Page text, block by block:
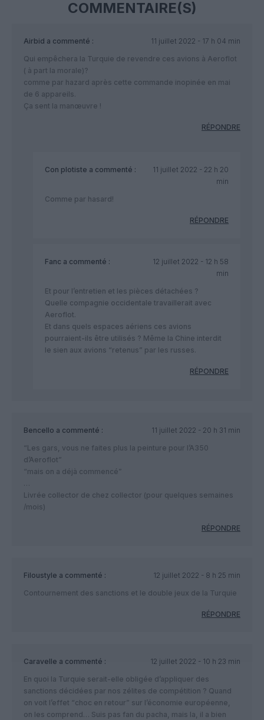
COMMENTAIRE(S)
Airbid a commenté :
11 juillet 2022 - 17 h 04 min
Qui empêchera la Turquie de revendre ces avions à Aeroflot
( à part la morale)?
comme par hazard après cette commande inopinée en mai
de 6 appareils.
Ça sent la manœuvre !
RÉPONDRE
Con plotiste a commenté :
11 juillet 2022 - 22 h 20
min
Comme par hasard!
RÉPONDRE
Fanc a commenté :
12 juillet 2022 - 12 h 58
min
Et pour l’entretien et les pièces détachées ?
Quelle compagnie occidentale travaillerait avec
Aeroflot.
Et dans quels espaces aériens ces avions
pourraient-ils être utilisés ? Même la Chine interdit
le sien aux avions “retenus” par les russes.
RÉPONDRE
Bencello a commenté :
11 juillet 2022 - 20 h 31 min
“Les gars, vous ne faites plus la peinture pour l’A350
d’Aeroflot”
“mais on a déjà commencé”
…
Livrée collector de chez collector (pour quelques semaines
/mois)
RÉPONDRE
Filoustyle a commenté :
12 juillet 2022 - 8 h 25 min
Contournement des sanctions et le double jeux de la Turquie
RÉPONDRE
Caravelle a commenté :
12 juillet 2022 - 10 h 23 min
En quoi la Turquie serait-elle obligée d’appliquer des
sanctions décidées par nos zélites de compétition ? Quand
on voit l’effet “choc en retour” sur l’économie européenne,
on les comprend… Suis pas fan du pacha, mais la, il a bien